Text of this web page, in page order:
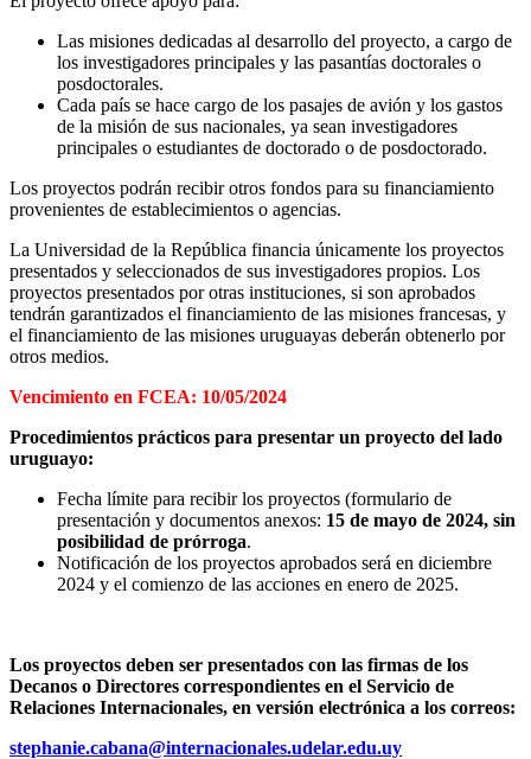
Las misiones dedicadas al desarrollo del proyecto, a cargo de
los investigadores principales y las pasantías doctorales o
posdoctorales.
Cada país se hace cargo de los pasajes de avión y los gastos
de la misión de sus nacionales, ya sean investigadores
principales o estudiantes de doctorado o de posdoctorado.
Los proyectos podrán recibir otros fondos para su financiamiento
provenientes de establecimientos o agencias.
La Universidad de la República financia únicamente los proyectos
presentados y seleccionados de sus investigadores propios. Los
proyectos presentados por otras instituciones, si son aprobados
tendrán garantizados el financiamiento de las misiones francesas, y
el financiamiento de las misiones uruguayas deberán obtenerlo por
otros medios.
Vencimiento en FCEA: 10/05/2024
Procedimientos prácticos para presentar un proyecto del lado
uruguayo:
Fecha límite para recibir los proyectos (formulario de
presentación y documentos anexos: 15 de mayo de 2024, sin
posibilidad de prórroga.
Notificación de los proyectos aprobados será en diciembre
2024 y el comienzo de las acciones en enero de 2025.
Los proyectos deben ser presentados con las firmas de los
Decanos o Directores correspondientes en el Servicio de
Relaciones Internacionales, en versión electrónica a los correos:
stephanie.cabana@internacionales.udelar.edu.uy